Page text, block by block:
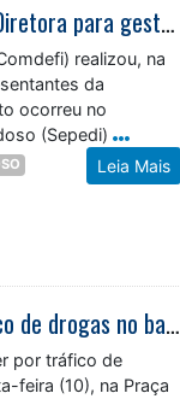
Novos conselheiros do Comdefi tomam posse e elegem Mesa Diretora para gestão 2026/2029
realizou, na
da
ocorreu no
(Sepedi)
Leia Mais
Agentes da GCM de Caraguatatuba prendem mulher por trafico de drogas no bairro Jardim Jaqueira
por tráfico de
feira (10), na Praça